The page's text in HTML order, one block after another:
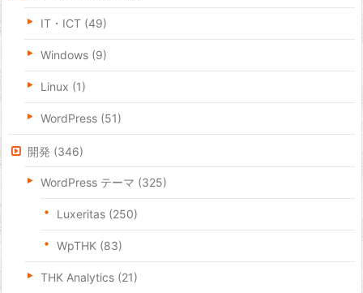
IT・ICT (49)
Windows (9)
Linux (1)
WordPress (51)
開発 (346)
WordPress テーマ (325)
Luxeritas (250)
WpTHK (83)
THK Analytics (21)